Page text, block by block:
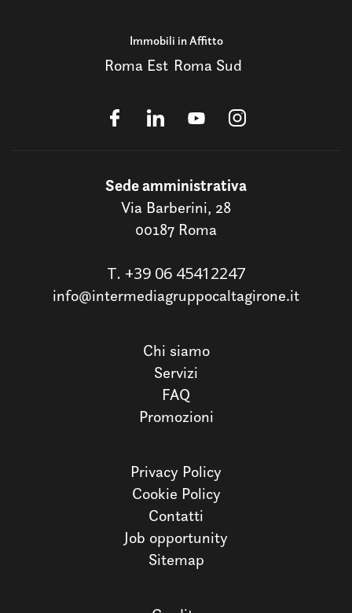
Immobili in Affitto
Roma Est Roma Sud
Sede amministrativa
Via Barberini, 28
00187 Roma
T. +39 06 45412247
info@intermediagruppocaltagirone.it
Chi siamo
Servizi
FAQ
Promozioni
Privacy Policy
Cookie Policy
Contatti
Job opportunity
Sitemap